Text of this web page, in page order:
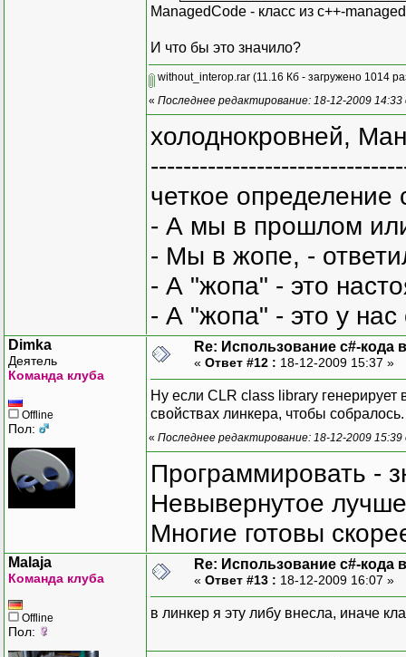
ManagedCode - класс из с++-
И что бы это значило?
without_interop.rar (11.16 Кб - загружено 1014
« Последнее редактирование: 18-12-2009
холоднокровней,
четкое
- А мы в прошлом
- Мы в жопе, -
- А "жопа" - это
- А "жопа" - это у
Dimka
Деятель
Команда клуба
Offline
Пол:
Re: Использование c#-кода
« Ответ #12 : 18-12-2009 15:37 »
Ну если CLR class library генерирует
свойствах линкера, чтобы
« Последнее редактирование: 18-12-2009
Программировать -
Невывернутое
Многие готовы
Malaja
Команда клуба
Offline
Пол:
Re: Использование c#-кода
« Ответ #13 : 18-12-2009 16:07 »
в линкер я эту либу внесла, иначе